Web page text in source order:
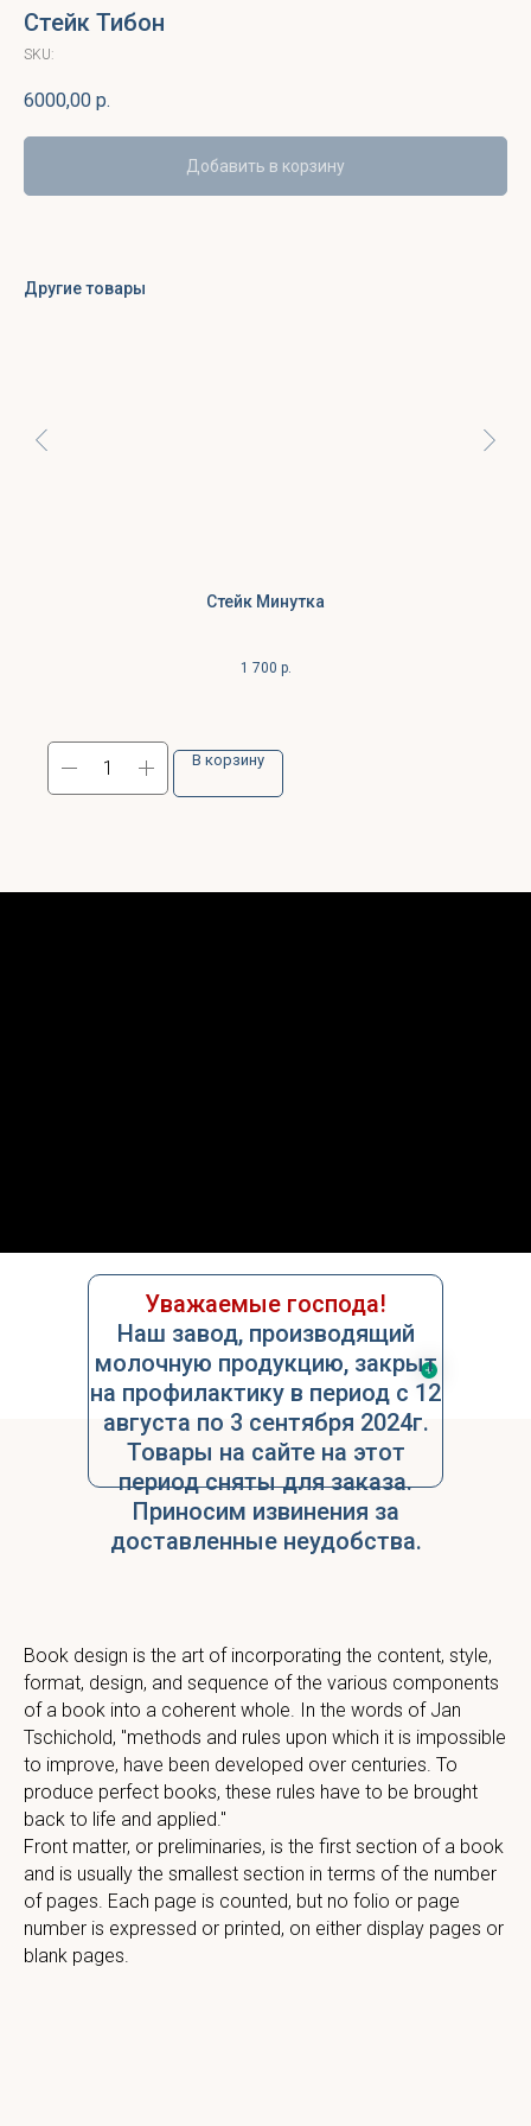
Стейк Тибон
SKU:
6000,00 р.
Добавить в корзину
Другие товары
Стейк Минутка
1 700 р.
В корзину
Уважаемые господа!
Наш завод, производящий
молочную продукцию, закрыт
на профилактику в период с 12
августа по 3 сентября 2024г.
Товары на сайте на этот
период сняты для заказа.
Приносим извинения за
доставленные неудобства.
Book design is the art of incorporating the content, style,
format, design, and sequence of the various components
of a book into a coherent whole. In the words of Jan
Tschichold, "methods and rules upon which it is impossible
to improve, have been developed over centuries. To
produce perfect books, these rules have to be brought
back to life and applied."
Front matter, or preliminaries, is the first section of a book
and is usually the smallest section in terms of the number
of pages. Each page is counted, but no folio or page
number is expressed or printed, on either display pages or
blank pages.